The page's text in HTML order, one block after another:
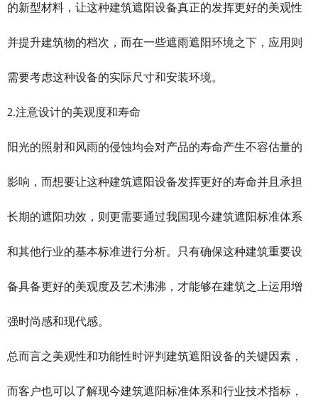
的新型材料，让这种建筑遮阳设备真正的发挥更好的美观性
并提升建筑物的档次，而在一些遮雨遮阳环境之下，应用则
需要考虑这种设备的实际尺寸和安装环境。
2.注意设计的美观度和寿命
阳光的照射和风雨的侵蚀均会对产品的寿命产生不容估量的
影响，而想要让这种建筑遮阳设备发挥更好的寿命并且承担
长期的遮阳功效，则更需要通过我国现今建筑遮阳标准体系
和其他行业的基本标准进行分析。只有确保这种建筑重要设
备具备更好的美观度及艺术沸沸，才能够在建筑之上运用增
强时尚感和现代感。
总而言之美观性和功能性时评判建筑遮阳设备的关键因素，
而客户也可以了解现今建筑遮阳标准体系和行业技术指标，